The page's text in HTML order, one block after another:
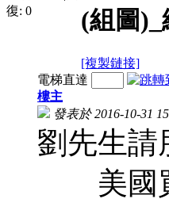
復: 0
(組圖
[複製鏈接]
電梯直達
樓主
發表於 2016-10-31
劉先生請
美國買